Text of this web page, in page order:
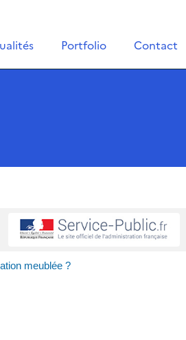
Portfolio Contact
meublée ?